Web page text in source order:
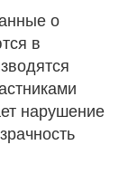
о
в
нарушение